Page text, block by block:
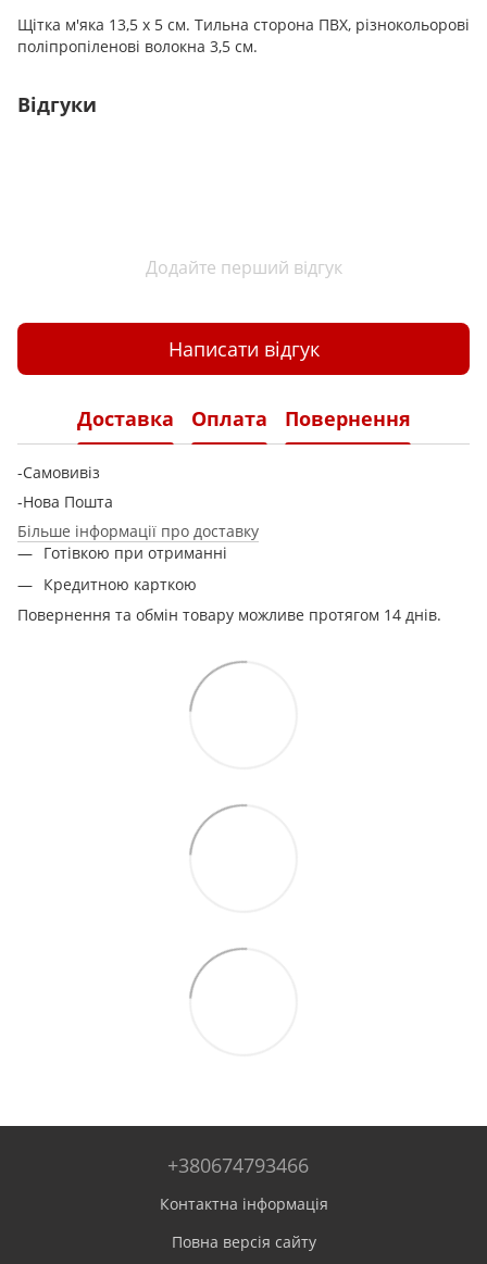
Щітка м'яка 13,5 х 5 см. Тильна сторона ПВХ, різнокольорові
поліпропіленові волокна 3,5 см.
Відгуки
Додайте перший відгук
Написати відгук
Доставка Оплата Повернення
-Самовивіз
-Нова Пошта
Більше інформації про доставку
Готівкою при отриманні
Кредитною карткою
Повернення та обмін товару можливе протягом 14 днів.
+380674793466
Контактна інформація
Повна версія сайту